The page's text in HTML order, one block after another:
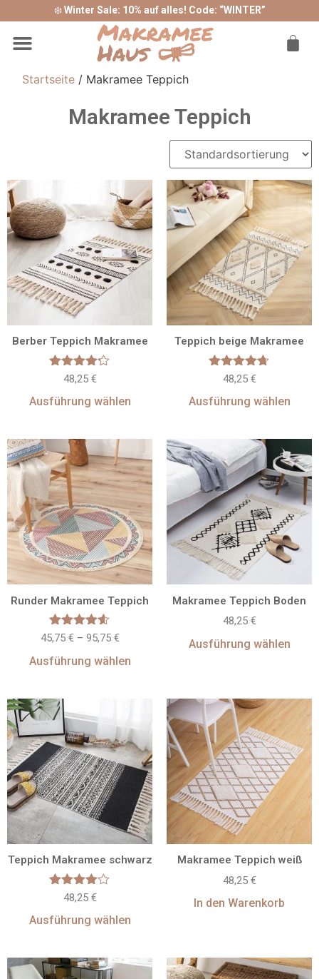
❄️Winter Sale: 10% auf alles! Code: “WINTER”
Startseite / Makramee Teppich
Makramee Teppich
Berber Teppich Makramee
Bewertet
4.17
von 5
48,25 €
Ausführung wählen
Teppich beige Makramee
Bewertet
4.67
von 5
48,25 €
Ausführung wählen
Runder Makramee Teppich
Bewertet
4.50
von 5
45,75 €– 95,75 €
Ausführung wählen
Makramee Teppich Boden
48,25 €
Ausführung wählen
Teppich Makramee schwarz
Bewertet
4.00
von 5
48,25 €
Ausführung wählen
Makramee Teppich weiß
48,25 €
In den Warenkorb